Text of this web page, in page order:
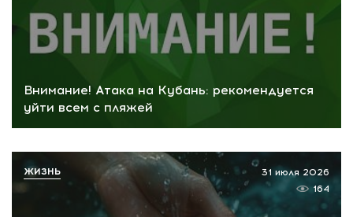
Внимание! Атака на Кубань: рекомендуется
уйти всем с пляжей
31 июля 2026
164
ЖИЗНЬ